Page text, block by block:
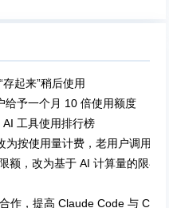
起来”稍后使用
给予一个月 10 倍使用额度
工具使用排行榜
为按使用量计费，老用户调用
额，改为基于 AI 计算量的限额
作，提高 Claude Code 与